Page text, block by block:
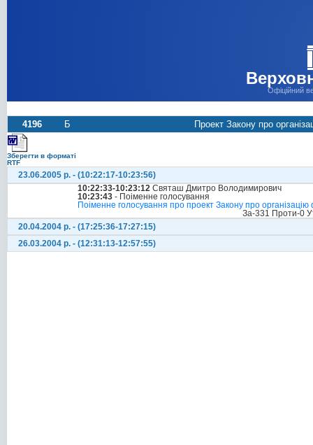
Офіційний
4196 Б Проект Закону про
Зберегти в форматі
RTF
23.06.2005 р. - (10:22:17-10:23:56)
10:22:33-10:23:12 Святаш Дмитро Володимирович
10:23:43 - Поіменне голосування
Поіменне голосування про проект Закону про
За-331 Проти-0
20.04.2004 р. - (17:25:36-17:27:15)
26.03.2004 р. - (12:31:13-12:57:55)